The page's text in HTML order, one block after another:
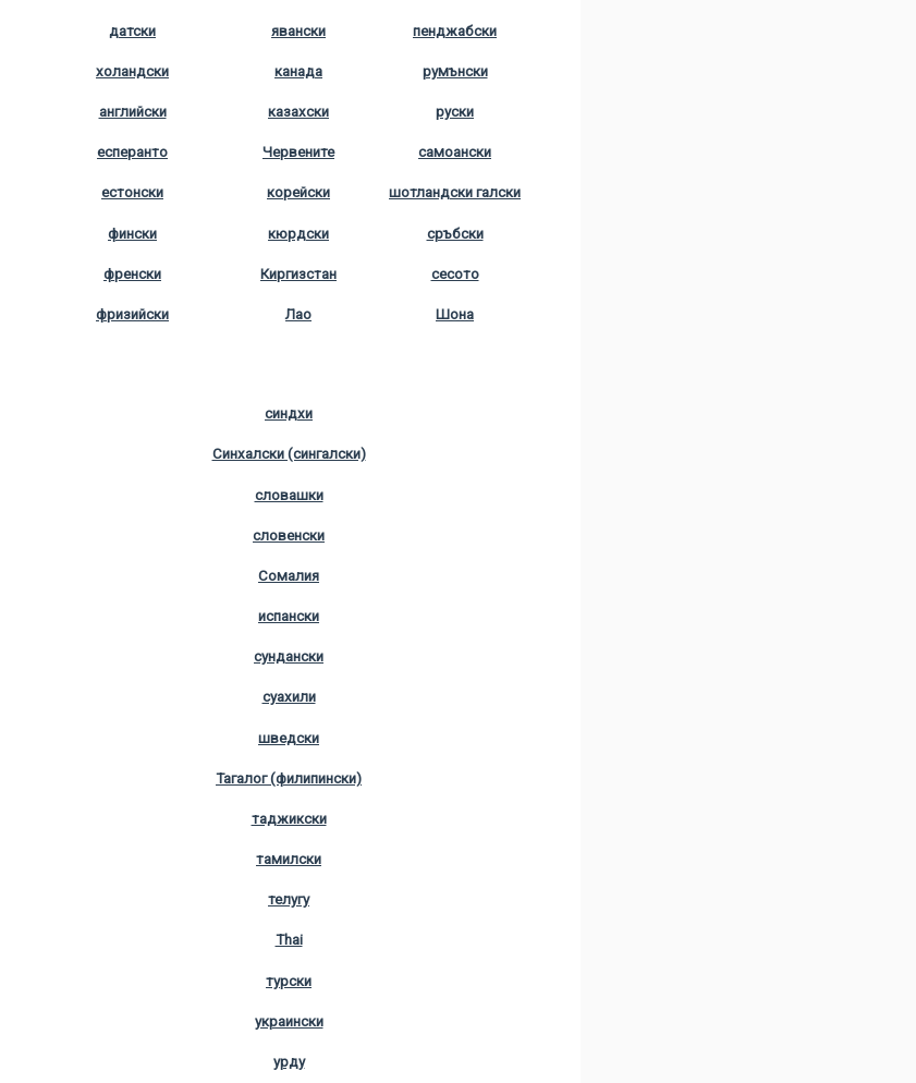
датски
холандски
английски
есперанто
естонски
фински
френски
фризийски
явански
канада
казахски
Червените
корейски
кюрдски
Киргизстан
Лао
пенджабски
румънски
руски
самоански
шотландски галски
сръбски
сесото
Шона
синдхи
Синхалски (сингалски)
словашки
словенски
Сомалия
испански
сундански
суахили
шведски
Тагалог (филипински)
таджикски
тамилски
телугу
Thai
турски
украински
урду